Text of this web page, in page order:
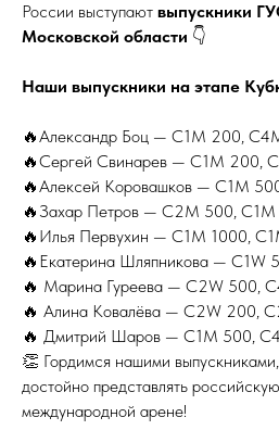
России выступают выпускники
Московской области 👇
Наши выпускники на этапе
🔥Александр Боц — C1M 200,
🔥Сергей Свинарев — C1M 200,
🔥Алексей Коровашков — C1M
🔥Захар Петров — C2M 500, C1M
🔥Илья Первухин — C1M 1000,
🔥Екатерина Шляпникова —
🔥 Марина Гуреева — C2W 500,
🔥 Алина Ковалёва — C2W 200,
🔥 Дмитрий Шаров — C1M 500,
👏 Гордимся нашими
достойно представлять
международной арене!